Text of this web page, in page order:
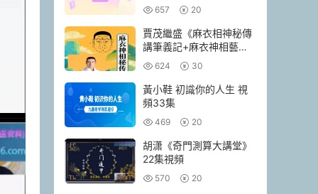
657 20
賈茂繼‬盛《麻衣相神‬秘傳
講筆義‬記+麻衣神相藝四‬
通玄高面階‬相篇》2本pdf
624 30
黃小鞋 初識你的人生 視
頻33集
469 20
胡潇《奇門測算大講堂》
22集視頻
570 20